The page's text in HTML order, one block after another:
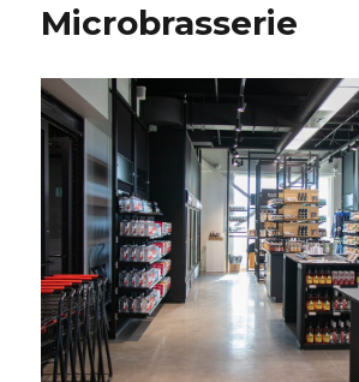
Microbrasserie